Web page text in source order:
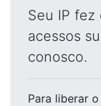
Seu IP fez
acessos
conosco.
Para liberar